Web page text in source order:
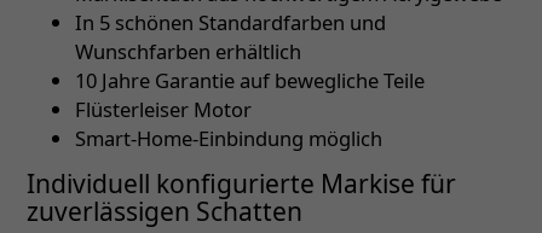
In 5 schönen Standardfarben und
Wunschfarben erhältlich
10 Jahre Garantie auf bewegliche Teile
Flüsterleiser Motor
Smart-Home-Einbindung möglich
Individuell konfigurierte Markise für
zuverlässigen Schatten